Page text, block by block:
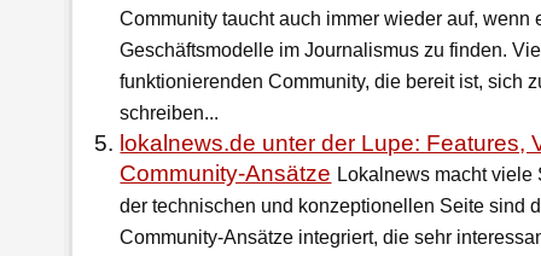
Community taucht auch immer wieder auf, wenn
Geschäftsmodelle im Journalismus zu finden.
funktionierenden Community, die bereit ist, sich
schreiben...
lokalnews.de unter der Lupe: Features,
Community-Ansätze Lokalnews macht viele
der technischen und konzeptionellen Seite sind
Community-Ansätze integriert, die sehr